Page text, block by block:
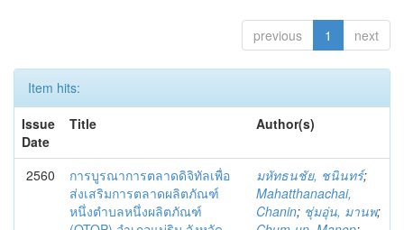
previous 1 next
Item hits:
Issue
Date
Title Author(s)
2560
การบูรณาการตลาดดิจิทัลเพื่อ
ส่งเสริมการตลาดผลิตภัณฑ์
หนึ่งตำบลหนึ่งผลิตภัณฑ์
มหัทธนชัย, ชนินทร์;
Mahatthanachai,
Chanin; ชุ่มอุ่น, มานพ;